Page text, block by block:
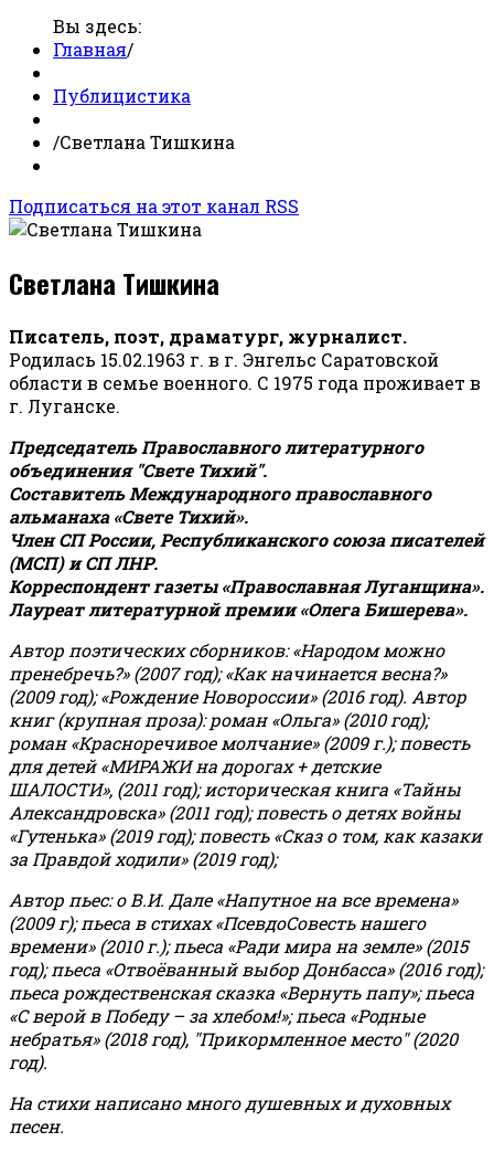
Вы здесь:
Главная/
Публицистика
/Светлана Тишкина
Подписаться на этот канал RSS
Светлана Тишкина
Писатель, поэт, драматург, журналист.
Родилась 15.02.1963 г. в г. Энгельс Саратовской
области в семье военного. С 1975 года проживает в
г. Луганске.
Председатель Православного литературного
объединения "Свете Тихий".
Составитель Международного православного
альманаха «Свете Тихий».
Член СП России, Республиканского союза писателей
(МСП) и СП ЛНР.
Корреспондент газеты «Православная Луганщина».
Лауреат литературной премии «Олега Бишерева».
Автор поэтических сборников: «Народом можно
пренебречь?» (2007 год); «Как начинается весна?»
(2009 год); «Рождение Новороссии» (2016 год). Автор
книг (крупная проза): роман «Ольга» (2010 год);
роман «Красноречивое молчание» (2009 г.); повесть
для детей «МИРАЖИ на дорогах + детские
ШАЛОСТИ», (2011 год); историческая книга «Тайны
Александровска» (2011 год); повесть о детях войны
«Гутенька» (2019 год); повесть «Сказ о том, как казаки
за Правдой ходили» (2019 год);
Автор пьес: о В.И. Дале «Напутное на все времена»
(2009 г); пьеса в стихах «ПсевдоСовесть нашего
времени» (2010 г.); пьеса «Ради мира на земле» (2015
год); пьеса «Отвоёванный выбор Донбасса» (2016 год);
пьеса рождественская сказка «Вернуть папу»; пьеса
«С верой в Победу – за хлебом!»;пьеса «Родные
небратья» (2018 год), "Прикормленное место" (2020
год).
На стихи написано много душевных и духовных
песен.